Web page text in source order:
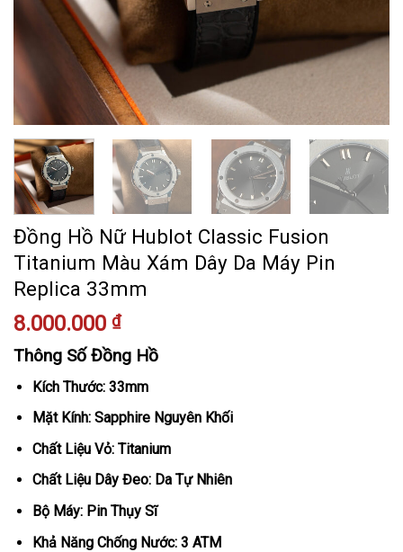
Đồng Hồ Nữ Hublot Classic Fusion
Titanium Màu Xám Dây Da Máy Pin
Replica 33mm
8.000.000 ₫
Thông Số Đồng Hồ
Kích Thước: 33mm
Mặt Kính: Sapphire Nguyên Khối
Chất Liệu Vỏ: Titanium
Chất Liệu Dây Đeo: Da Tự Nhiên
Bộ Máy: Pin Thụy Sĩ
Khả Năng Chống Nước: 3 ATM